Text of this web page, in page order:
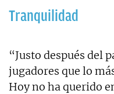
Tranquilidad
“Justo después del
jugadores que lo
Hoy no ha querido